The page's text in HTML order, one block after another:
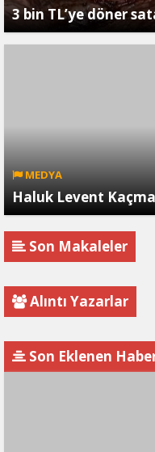
3 bin TL’ye döner
MEDYA
Haluk Levent
Son Makaleler
Alıntı Yazarlar
Son Eklenen